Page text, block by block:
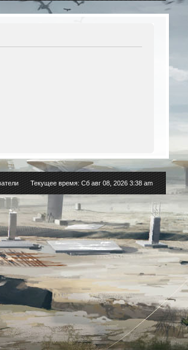
Текущее время: Сб авг 08, 2026 3:38 am